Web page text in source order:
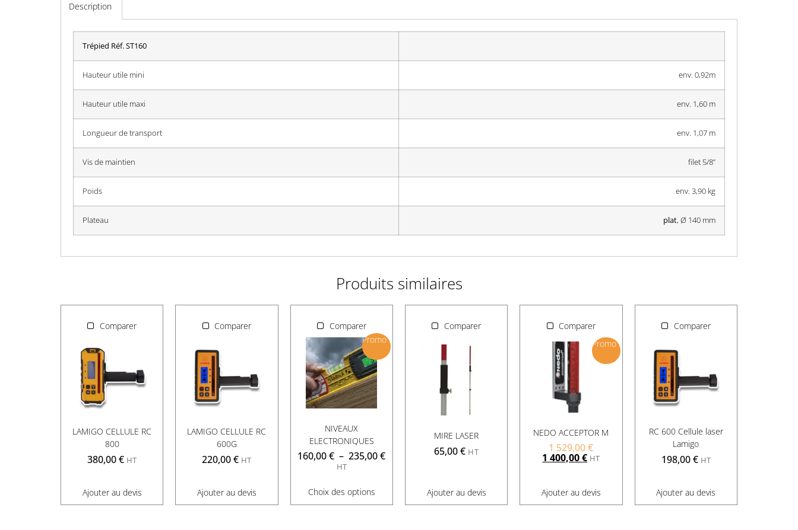
Description
Trépied Réf. ST160
Hauteur utile mini env. 0,92m
Hauteur utile maxi env. 1,60 m
Longueur de transport env. 1,07 m
Vis de maintien filet 5/8’’
Poids env. 3,90 kg
Plateau plat, Ø 140 mm
Produits similaires
Comparer
LAMIGO CELLULE RC
800
380,00€ HT
Ajouter au devis
Comparer
LAMIGO CELLULE RC
600G
220,00€ HT
Ajouter au devis
Comparer
Promo !
NIVEAUX
ELECTRONIQUES
160,00€ – 235,00€
HT
Choix des options
Comparer
MIRE LASER
65,00€ HT
Ajouter au devis
Comparer
Promo !
NEDO ACCEPTOR M
1 529,00€
1 400,00€ HT
Ajouter au devis
Comparer
RC 600 Cellule laser
Lamigo
198,00€ HT
Ajouter au devis